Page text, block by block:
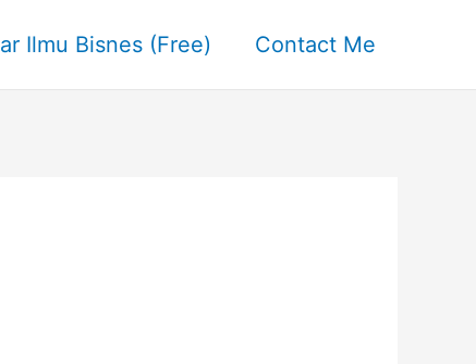
Ilmu Bisnes (Free) Contact Me